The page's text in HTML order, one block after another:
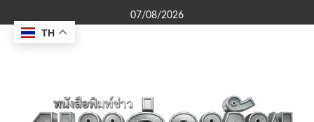
to
content
07/08/2026
TH